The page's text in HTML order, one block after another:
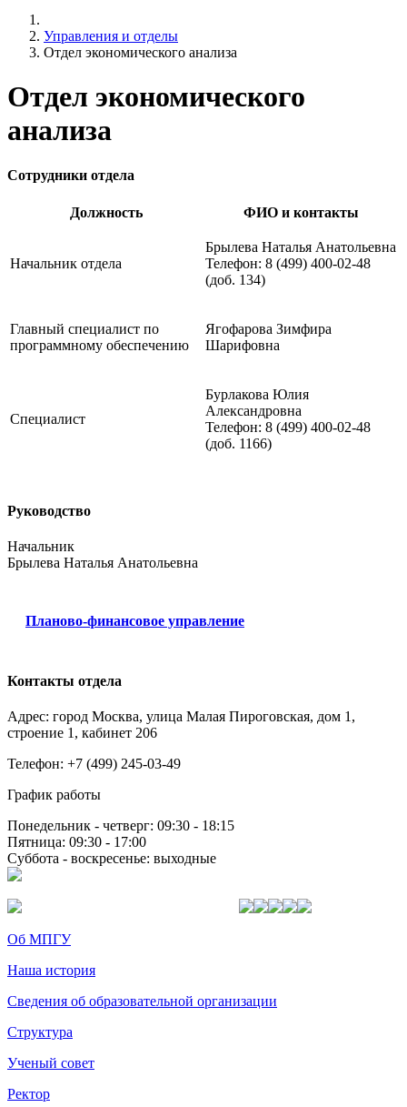
Управления и отделы
Отдел экономического анализа
Отдел экономического
анализа
Сотрудники отдела
Должность ФИО и контакты
Начальник отдела
Брылева Наталья Анатольевна
Телефон: 8 (499) 400-02-48
(доб. 134)
Главный специалист по
программному обеспечению
Ягофарова Зимфира
Шарифовна
Специалист
Бурлакова Юлия
Александровна
Телефон: 8 (499) 400-02-48
(доб. 1166)
Руководство
Начальник
Брылева Наталья Анатольевна
Планово-финансовое управление
Контакты отдела
Адрес: город Москва, улица Малая Пироговская, дом 1,
строение 1, кабинет 206
Телефон: +7 (499) 245-03-49
График работы
Понедельник - четверг: 09:30 - 18:15
Пятница: 09:30 - 17:00
Суббота - воскресенье: выходные
Об МПГУ
Наша история
Сведения об образовательной организации
Структура
Ученый совет
Ректор